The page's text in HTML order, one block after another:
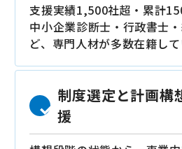
支援実績1,500社超・累計
中小企業診断士・行政書士
ど、専門人材が多数在籍して
制度選定と計画構
援